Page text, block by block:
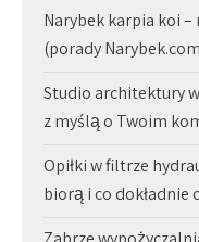
Narybek karpia koi –
(porady
Studio architektury
z myślą o Twoim
Opiłki w filtrze
biorą i co dokładnie